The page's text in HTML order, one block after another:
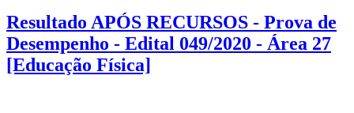
Resultado APÓS RECURSOS - Prova de
Desempenho - Edital 049/2020 - Área 27
[Educação Física]